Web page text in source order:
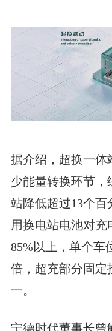
据介绍，超换一体
少能量转换环节，
站降低超过13个百
用换电站电池对充
85%以上，单个车
倍，超充部分固定
一。
宁德时代董事长曾